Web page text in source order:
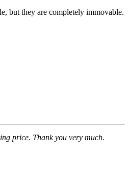
but they are completely immovable.
price. Thank you very much.